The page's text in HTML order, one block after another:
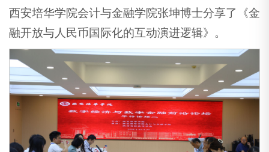
西安培华学院会计与金融学院张坤博士分享了《金
融开放与人民币国际化的互动演进逻辑》。